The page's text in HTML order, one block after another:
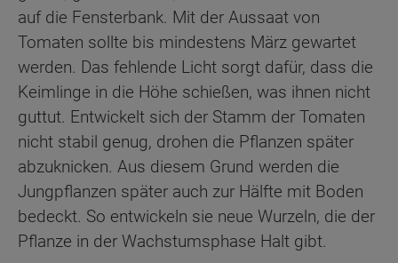
auf die Fensterbank. Mit der Aussaat von
Tomaten sollte bis mindestens März gewartet
werden. Das fehlende Licht sorgt dafür, dass die
Keimlinge in die Höhe schießen, was ihnen nicht
guttut. Entwickelt sich der Stamm der Tomaten
nicht stabil genug, drohen die Pflanzen später
abzuknicken. Aus diesem Grund werden die
Jungpflanzen später auch zur Hälfte mit Boden
bedeckt. So entwickeln sie neue Wurzeln, die der
Pflanze in der Wachstumsphase Halt gibt.